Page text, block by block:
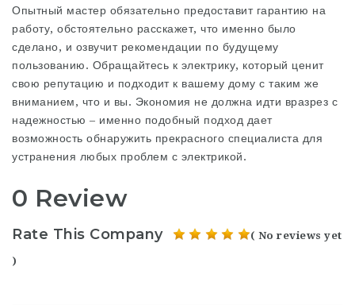
Опытный мастер обязательно предоставит гарантию на
работу, обстоятельно расскажет, что именно было
сделано, и озвучит рекомендации по будущему
пользованию. Обращайтесь к электрику, который ценит
свою репутацию и подходит к вашему дому с таким же
вниманием, что и вы. Экономия не должна идти вразрез с
надежностью – именно подобный подход дает
возможность обнаружить прекрасного специалиста для
устранения любых проблем с электрикой.
0 Review
Rate This Company ( No reviews yet
)